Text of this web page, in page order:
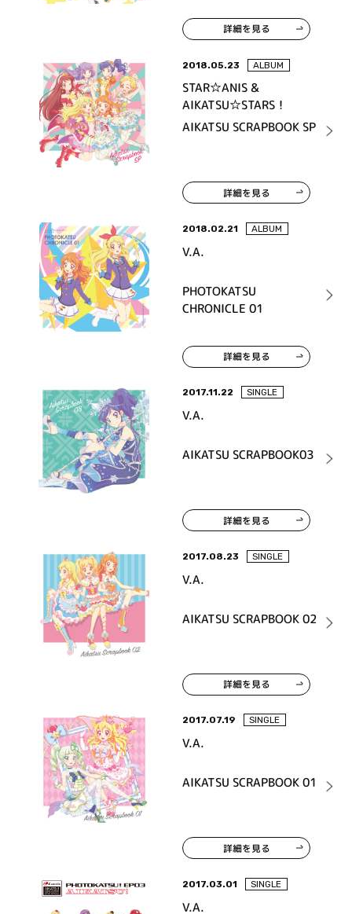
詳細を見る
2018.05.23 ALBUM
STAR☆ANIS &
AIKATSU☆STARS！
AIKATSU SCRAPBOOK SP
詳細を見る
2018.02.21 ALBUM
V.A.
PHOTOKATSU
CHRONICLE 01
詳細を見る
2017.11.22 SINGLE
V.A.
AIKATSU SCRAPBOOK03
詳細を見る
2017.08.23 SINGLE
V.A.
AIKATSU SCRAPBOOK 02
詳細を見る
2017.07.19 SINGLE
V.A.
AIKATSU SCRAPBOOK 01
詳細を見る
2017.03.01 SINGLE
V.A.